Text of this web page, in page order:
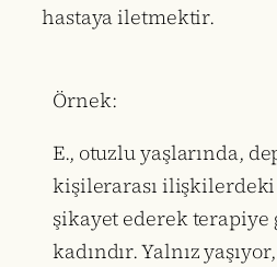
hastaya iletmektir.
Örnek:
E., otuzlu yaşlarında,
kişilerarası
şikayet ederek terapiye
kadındır. Yalnız